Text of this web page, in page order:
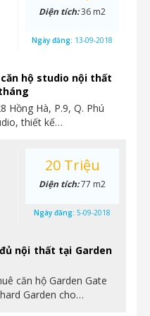
hộ studio nội thất
Hồng Hà, P.9, Q. Phú
thiết kế…
Diện tích:36 m2
Ngày đăng: 13-09-2018
nội thất tại Garden
căn hộ Garden Gate
Garden cho…
20 Triệu
Diện tích:77 m2
Ngày đăng: 5-09-2018